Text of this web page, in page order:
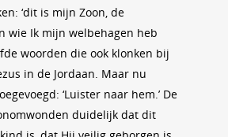
‘dit is mijn Zoon, de
wie Ik mijn welbehagen heb
woorden die ook klonken bij
in de Jordaan. Maar nu
‘Luister naar hem.’ De
duidelijk dat dit